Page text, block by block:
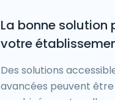
La bonne solution
votre
Des solutions
avancées peuvent être